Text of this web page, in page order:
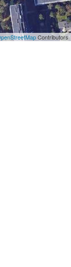
Contributors